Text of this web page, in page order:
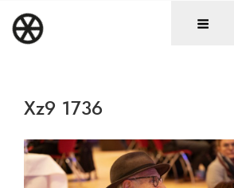
Inhalt
springen
Xz9 1736